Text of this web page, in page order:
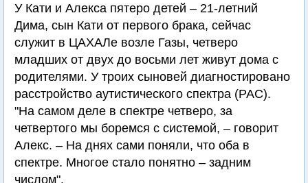
У Кати и Алекса пятеро детей – 21-летний
Дима, сын Кати от первого брака, сейчас
служит в ЦАХАЛе возле Газы, четверо
младших от двух до восьми лет живут дома с
родителями. У троих сыновей диагностировано
расстройство аутистического спектра (РАС).
"На самом деле в спектре четверо, за
четвертого мы боремся с системой, – говорит
Алекс. – На днях сами поняли, что оба в
спектре. Многое стало понятно – задним
числом".